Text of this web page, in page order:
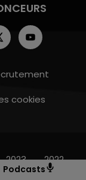
Podcasts
cookies
2023 2022